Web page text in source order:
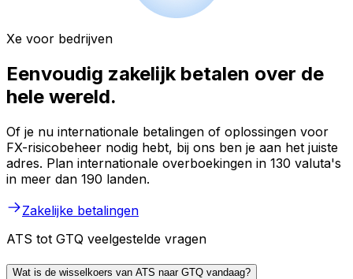
Xe voor bedrijven
Eenvoudig zakelijk betalen over de
hele wereld.
Of je nu internationale betalingen of oplossingen voor
FX-risicobeheer nodig hebt, bij ons ben je aan het juiste
adres. Plan internationale overboekingen in 130 valuta's
in meer dan 190 landen.
Zakelijke betalingen
ATS tot GTQ veelgestelde vragen
Wat is de wisselkoers van ATS naar GTQ vandaag?